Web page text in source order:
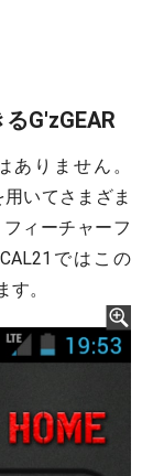
G'zGEAR
ありません。
いてさまざま
ィーチャーフ
ではこの
。